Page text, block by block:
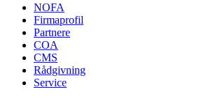
NOFA
Firmaprofil
Partnere
COA
CMS
Rådgivning
Service